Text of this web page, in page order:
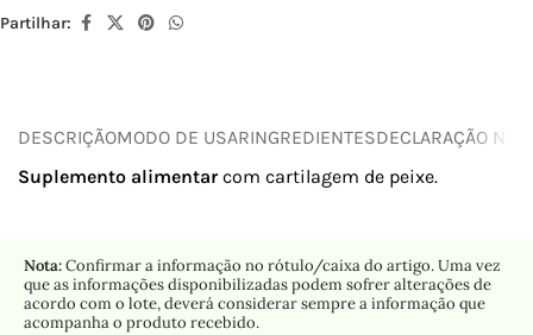
Partilhar:
DESCRIÇÃOMODO DE USARINGREDIENTESDECLARAÇÃO
Suplemento alimentar com cartilagem de peixe.
Nota:Confirmar a informação no rótulo/caixa do artigo. Uma vez
que as informações disponibilizadas podem sofrer alterações de
acordo com o lote, deverá considerar sempre a informação que
acompanha o produto recebido.